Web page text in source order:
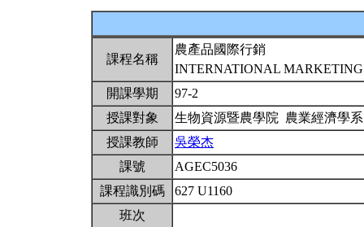
課程名稱
農產品國際行銷
INTERNATIONAL
開課學期
97-2
授課對象
生物資源暨農學院 農業經濟學
授課教師
吳榮杰
課號
AGEC5036
課程識別碼
627 U1160
班次